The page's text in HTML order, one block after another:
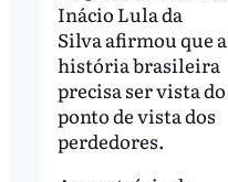
Inácio Lula da
Silva afirmou que a
história brasileira
precisa ser vista do
ponto de vista dos
perdedores.